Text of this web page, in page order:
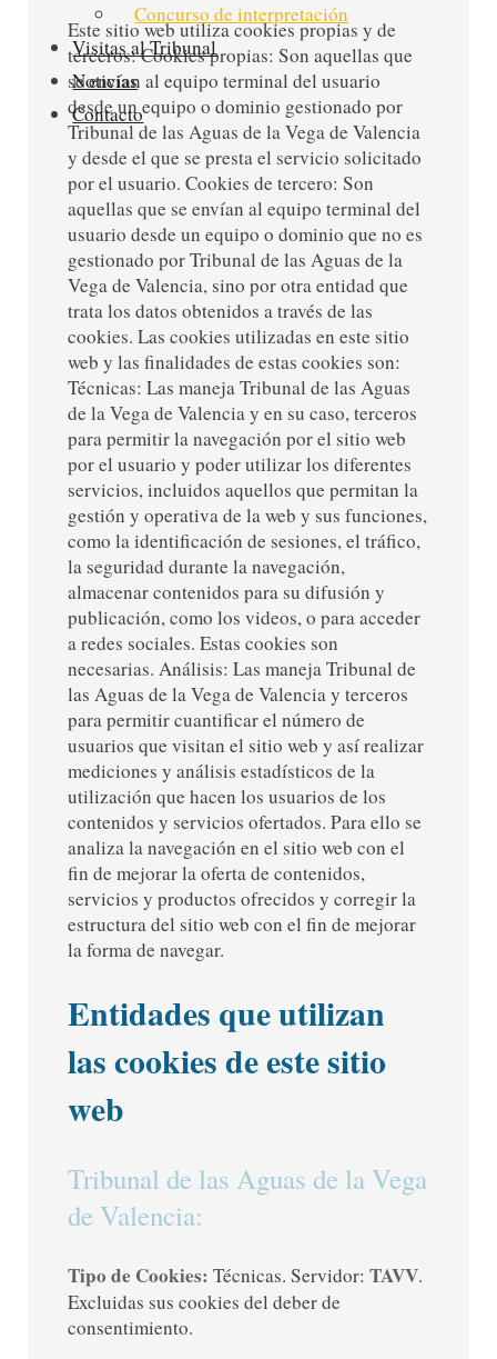
Concurso de interpretación
Visitas al Tribunal
Noticias
Contacto
Este sitio web utiliza cookies propias y de
terceros: Cookies propias: Son aquellas que
se envían al equipo terminal del usuario
desde un equipo o dominio gestionado por
Tribunal de las Aguas de la Vega de Valencia
y desde el que se presta el servicio solicitado
por el usuario. Cookies de tercero: Son
aquellas que se envían al equipo terminal del
usuario desde un equipo o dominio que no es
gestionado por Tribunal de las Aguas de la
Vega de Valencia, sino por otra entidad que
trata los datos obtenidos a través de las
cookies. Las cookies utilizadas en este sitio
web y las finalidades de estas cookies son:
Técnicas: Las maneja Tribunal de las Aguas
de la Vega de Valencia y en su caso, terceros
para permitir la navegación por el sitio web
por el usuario y poder utilizar los diferentes
servicios, incluidos aquellos que permitan la
gestión y operativa de la web y sus funciones,
como la identificación de sesiones, el tráfico,
la seguridad durante la navegación,
almacenar contenidos para su difusión y
publicación, como los videos, o para acceder
a redes sociales. Estas cookies son
necesarias. Análisis: Las maneja Tribunal de
las Aguas de la Vega de Valencia y terceros
para permitir cuantificar el número de
usuarios que visitan el sitio web y así realizar
mediciones y análisis estadísticos de la
utilización que hacen los usuarios de los
contenidos y servicios ofertados. Para ello se
analiza la navegación en el sitio web con el
fin de mejorar la oferta de contenidos,
servicios y productos ofrecidos y corregir la
estructura del sitio web con el fin de mejorar
la forma de navegar.
Entidades que utilizan
las cookies de este sitio
web
Tribunal de las Aguas de la Vega
de Valencia:
Tipo de Cookies: Técnicas. Servidor:TAVV.
Excluidas sus cookies del deber de
consentimiento.